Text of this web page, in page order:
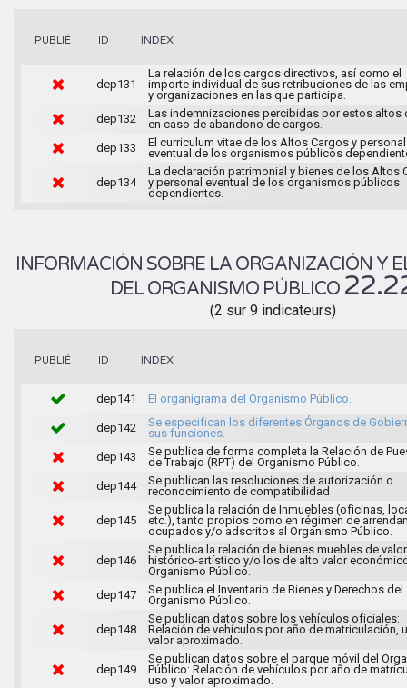
PUBLIÉ ID INDEX
dep131
La relación de los cargos directivos, así como el
importe individual de sus retribuciones de las
y organizaciones en las que participa.
dep132
Las indemnizaciones percibidas por estos altos
en caso de abandono de cargos.
dep133
El curriculum vitae de los Altos Cargos y personal
eventual de los organismos públicos
dep134
La declaración patrimonial y bienes de los Altos
y personal eventual de los organismos públicos
dependientes.
INFORMACIÓN SOBRE LA ORGANIZACIÓN Y
DEL ORGANISMO PÚBLICO
(2 sur 9 indicateurs)
PUBLIÉ ID INDEX
dep141 El organigrama del Organismo Público.
dep142
Se especifican los diferentes Órganos de
sus funciones.
dep143
Se publica de forma completa la Relación de
de Trabajo (RPT) del Organismo Público.
dep144
Se publican las resoluciones de autorización o
reconocimiento de compatibilidad
dep145
Se publica la relación de Inmuebles (oficinas,
etc.), tanto propios como en régimen de
ocupados y/o adscritos al Organismo Público.
dep146
Se publica la relación de bienes muebles de valor
histórico-artístico y/o los de alto valor
Organismo Público.
dep147
Se publica el Inventario de Bienes y Derechos del
Organismo Público.
dep148
Se publican datos sobre los vehículos oficiales:
Relación de vehículos por año de matriculación,
valor aproximado.
dep149
Se publican datos sobre el parque móvil del
Público: Relación de vehículos por año de
uso y valor aproximado.